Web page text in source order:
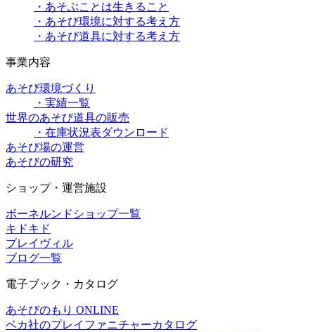
・あそぶことは生きること
・あそび環境に対する考え方
・あそび道具に対する考え方
事業内容
あそび環境づくり
・実績一覧
世界のあそび道具の販売
・在庫状況表ダウンロード
あそび場の運営
あそびの研究
ショップ・運営施設
ボーネルンドショップ一覧
キドキド
プレイヴィル
ブログ一覧
電子ブック・カタログ
あそびのもり ONLINE
ベカ社のプレイファニチャーカタログ